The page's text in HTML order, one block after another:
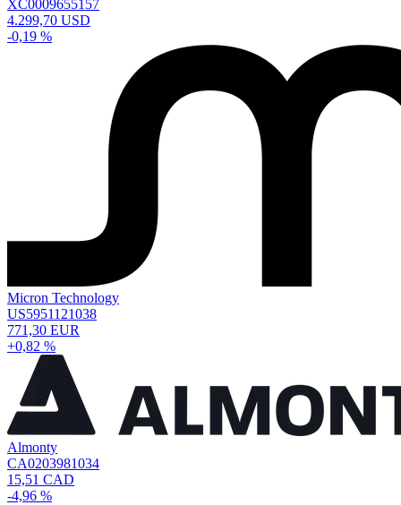
XC0009655157
4.299,70 USD
-0,19 %
Micron Technology
US5951121038
771,30 EUR
+0,82 %
Almonty
CA0203981034
15,51 CAD
-4,96 %